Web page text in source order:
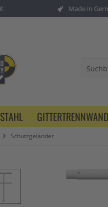
Made in
Schutzgeländer